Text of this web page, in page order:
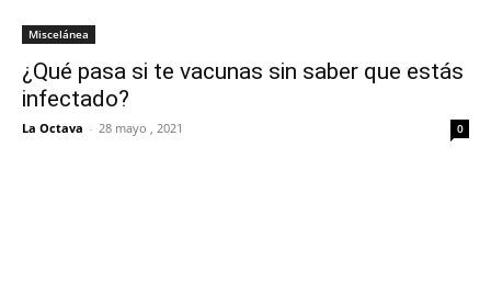
Miscelánea
¿Qué pasa si te vacunas sin saber que estás
infectado?
La Octava - 28 mayo , 2021 0